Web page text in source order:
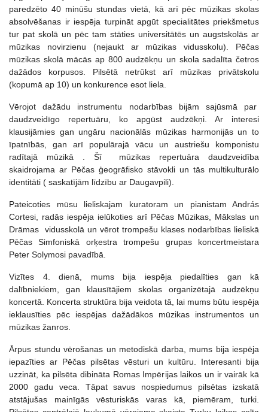
paredzēto 40 minūšu stundas vietā, kā arī pēc mūzikas skolas
absolvēšanas ir iespēja turpināt apgūt specialitātes priekšmetus
tur pat skolā un pēc tam stāties universitātēs un augstskolās ar
mūzikas novirzienu (nejaukt ar mūzikas vidusskolu). Pēčas
mūzikas skolā mācās ap 800 audzēkņu un skola sadalīta četros
dažādos korpusos. Pilsētā netrūkst arī mūzikas privātskolu
(kopumā ap 10) un konkurence esot liela.
Vērojot dažādu instrumentu nodarbības bijām sajūsmā par
daudzveidīgo repertuāru, ko apgūst audzēkņi. Ar interesi
klausijāmies gan ungāru nacionālās mūzikas harmonijās un to
īpatnībās, gan arī populārajā vācu un austriešu komponistu
radītajā mūzikā . Šī mūzikas repertuāra daudzveidība
skaidrojama ar Pēčas ģeogrāfisko stāvokli un tās multikulturālo
identitāti ( saskatījām līdzību ar Daugavpili).
Pateicoties mūsu lieliskajam kuratoram un pianistam András
Cortesi, radās iespēja ielūkoties arī Pēčas Mūzikas, Mākslas un
Drāmas vidusskolā un vērot trompešu klases nodarbības lieliskā
Pēčas Simfoniskā orķestra trompešu grupas koncertmeistara
Peter Solymosi pavadībā.
Vizītes 4. dienā, mums bija iespēja piedalīties gan kā
dalībniekiem, gan klausītājiem skolas organizētajā audzēkņu
koncertā. Koncerta struktūra bija veidota tā, lai mums būtu iespēja
ieklausīties pēc iespējas dažādākos mūzikas instrumentos un
mūzikas žanros.
Ārpus stundu vērošanas un metodiskā darba, mums bija iespēja
iepazīties ar Pēčas pilsētas vēsturi un kultūru. Interesanti bija
uzzināt, ka pilsēta dibināta Romas Impērijas laikos un ir vairāk kā
2000 gadu veca. Tāpat savus nospiedumus pilsētas izskatā
atstājušas mainīgās vēsturiskās varas kā, piemēram, turki.